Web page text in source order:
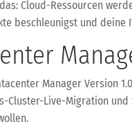
Cloud-Ressourcen
beschleunigst und deine
Manager Version
Cluster-Live-Migration